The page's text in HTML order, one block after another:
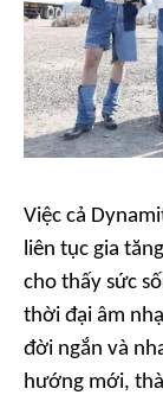
Việc cả
liên tục gia
cho thấy sức
thời đại âm
đời ngắn và
hướng mới,